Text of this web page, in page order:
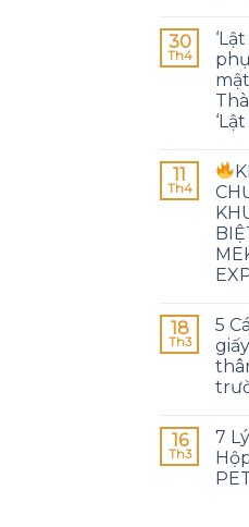
30
Th4
11
Th4
18
Th3
5
16
Th3
7